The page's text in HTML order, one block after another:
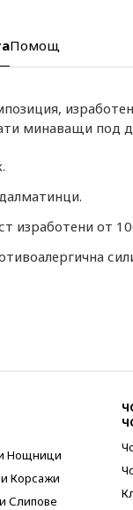
Помощ
минаващи под
изработени от
Нощници
Корсажи
Слипове